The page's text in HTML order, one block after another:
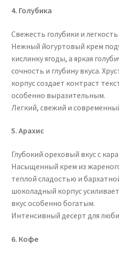
4. Голубика
Свежесть голубики и
Нежный йогуртовый крем
кислинку ягоды, а яркая
сочность и глубину вкуса.
корпус создает контраст
особенно выразительным.
Легкий, свежий и
5. Арахис
Глубокий ореховый вкус с
Насыщенный крем из
теплой сладостью и
шоколадный корпус
вкус особенно богатым.
Интенсивный десерт для
6. Кофе